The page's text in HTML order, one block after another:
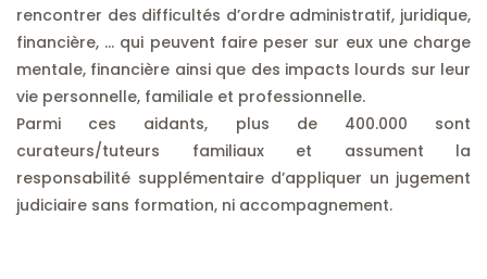
rencontrer des difficultés d’ordre administratif, juridique,
financière, … qui peuvent faire peser sur eux une charge
mentale, financière ainsi que des impacts lourds sur leur
vie personnelle, familiale et professionnelle.
Parmi ces aidants, plus de 400.000 sont
curateurs/tuteurs familiaux et assument la
responsabilité supplémentaire d’appliquer un jugement
judiciaire sans formation, ni accompagnement.